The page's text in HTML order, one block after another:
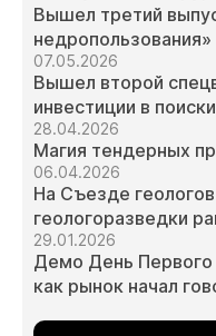
Вышел третий
недропользования»
07.05.2026
Вышел второй
инвестиции в
28.04.2026
Магия тендерных
06.04.2026
На Съезде
геологоразведки
29.01.2026
Демо День
как рынок начал